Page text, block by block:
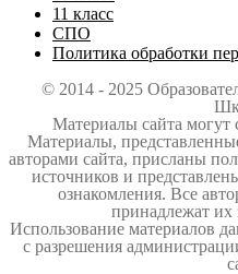
11 класс
СПО
Политика обработки
© 2014 - 2025
Материалы сайта
Материалы,
авторами сайта, присланы
источников и
ознакомления. Все
принадлежат их
Использование материалов
с разрешения